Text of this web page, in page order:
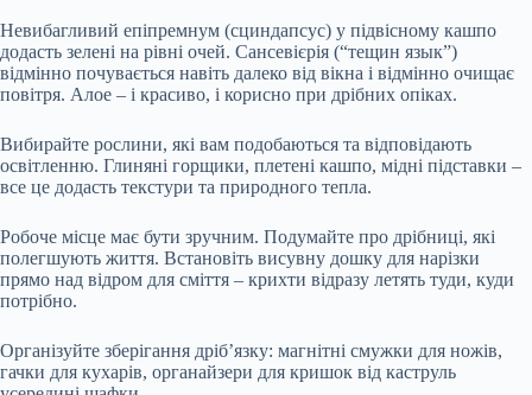
Невибагливий епіпремнум (сциндапсус) у підвісному кашпо
додасть зелені на рівні очей. Сансевієрія (“тещин язык”)
відмінно почувається навіть далеко від вікна і відмінно очищає
повітря. Алое – і красиво, і корисно при дрібних опіках.
Вибирайте рослини, які вам подобаються та відповідають
освітленню. Глиняні горщики, плетені кашпо, мідні підставки –
все це додасть текстури та природного тепла.
Робоче місце має бути зручним. Подумайте про дрібниці, які
полегшують життя. Встановіть висувну дошку для нарізки
прямо над відром для сміття – крихти відразу летять туди, куди
потрібно.
Організуйте зберігання дріб’язку: магнітні смужки для ножів,
гачки для кухарів, органайзери для кришок від каструль